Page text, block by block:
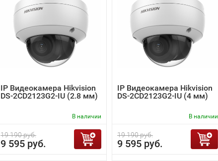
IP Видеокамера Hikvision
DS-2CD2123G2-IU (2.8 мм)
В наличии
19 190 руб.
9 595 руб.
IP Видеокамера Hikvision
DS-2CD2123G2-IU (4 мм)
В наличии
19 190 руб.
9 595 руб.